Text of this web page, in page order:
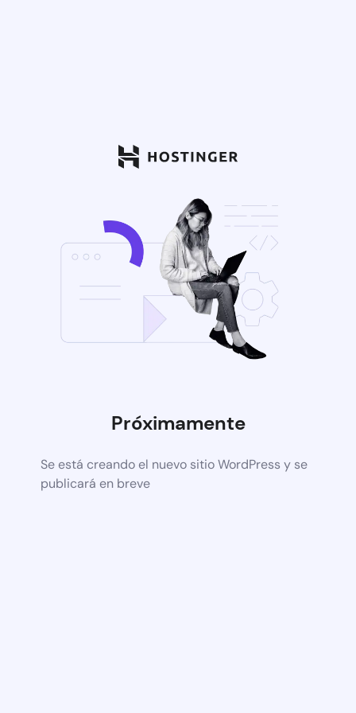
Próximamente
Se está creando el nuevo sitio WordPress y se
publicará en breve